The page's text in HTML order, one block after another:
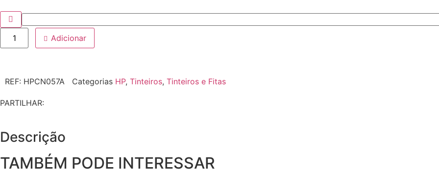
Adicionar
REF: HPCN057A Categorias HP, Tinteiros, Tinteiros e Fitas
PARTILHAR:
Descrição
TAMBÉM PODE INTERESSAR